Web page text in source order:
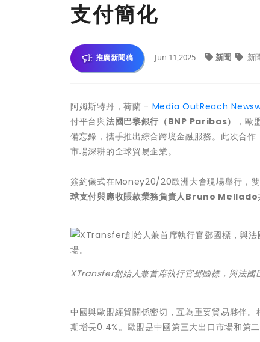
支付簡化
推廣新聞稿 Jun 11,2025 新聞 新
阿姆斯特丹，荷蘭 - Media OutReach
付平台與法國巴黎銀行（BNP Paribas）
，歐
備忘錄，攜手推出綜合跨境金融服務。此次合
市場深耕的全球貿易企業。
簽約儀式在Money20/20歐洲大會現場舉行，
球支付與應收賬款業務負責人Bruno Mellado
XTransfer創始人兼首席執行官鄧國標，與法
中國與歐盟經貿關係密切，互為重要貿易夥伴
期增長0.4%。歐盟是中國第三大出口市場和第